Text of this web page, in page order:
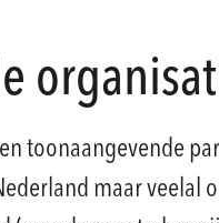
toonaangevende
maar veelal